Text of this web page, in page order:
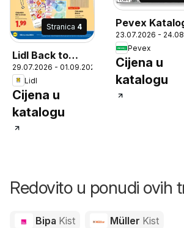
Stranica 4
Lidl Back to
school uz
Lidlovu ponudu
29.07.2026 - 01.09.2026
Lidl
Cijena u
katalogu
Pevex
23.07.2026 -
Pevex
Cijena u
katalogu
Redovito u ponudi ovih
Bipa Kist Müller Kist